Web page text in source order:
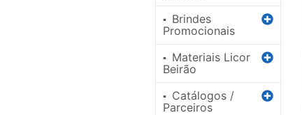
▪ Brindes
Promocionais
▪ Materiais Licor
Beirão
▪ Catálogos /
Parceiros